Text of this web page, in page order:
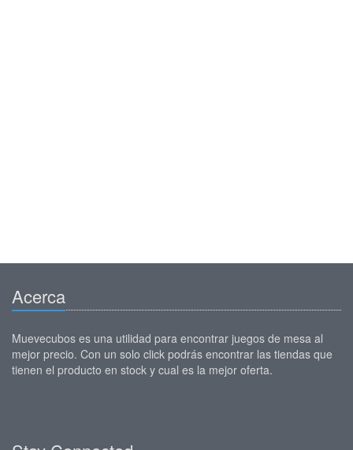
Acerca
Muevecubos es una utilidad para encontrar juegos de mesa al
mejor precio. Con un solo click podrás encontrar las tiendas que
tienen el producto en stock y cual es la mejor oferta.